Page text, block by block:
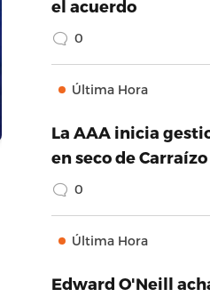
el acuerdo
0
Última Hora
La AAA inicia
en seco de Carraízo
0
Última Hora
Edward O'Neill